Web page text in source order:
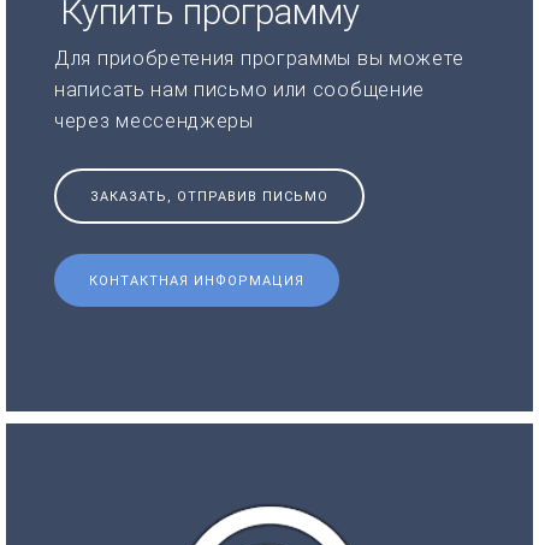
Купить программу
Для приобретения программы вы можете
написать нам письмо или сообщение
через мессенджеры
ЗАКАЗАТЬ, ОТПРАВИВ ПИСЬМО
КОНТАКТНАЯ ИНФОРМАЦИЯ